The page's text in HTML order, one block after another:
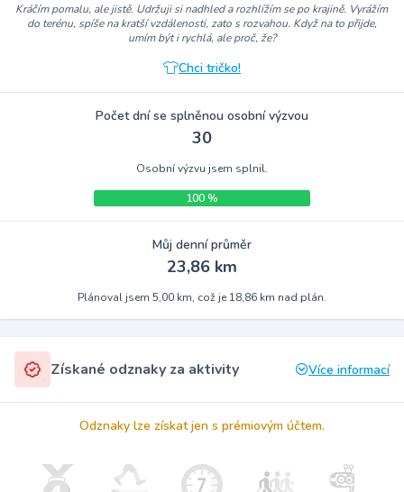
Kráčím pomalu, ale jistě. Udržuji si nadhled a rozhlížím se po krajině. Vyrážím
do terénu, spíše na kratší vzdálenosti, zato s rozvahou. Když na to přijde,
umím být i rychlá, ale proč, že?
Chci tričko!
Počet dní se splněnou osobní výzvou
30
Osobní výzvu jsem splnil.
100 %
Můj denní průměr
23,86 km
Plánoval jsem 5,00 km, což je 18,86 km nad plán.
Získané odznaky za aktivity Více informací
Odznaky lze získat jen s prémiovým účtem.